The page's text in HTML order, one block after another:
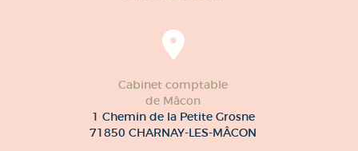
Cabinet comptable
de Mâcon
1 Chemin de la Petite Grosne
71850 CHARNAY-LES-MÂCON